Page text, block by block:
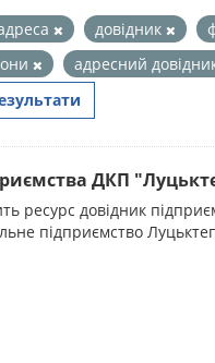
довідник
адресний
ДКП
ресурс довідник
підприємство